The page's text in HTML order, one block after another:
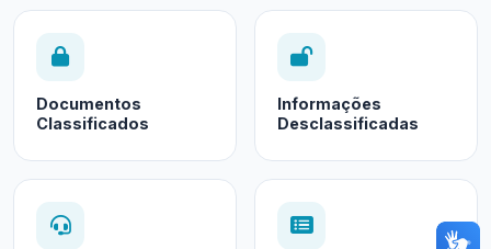
Documentos
Classificados
Informações
Desclassificadas